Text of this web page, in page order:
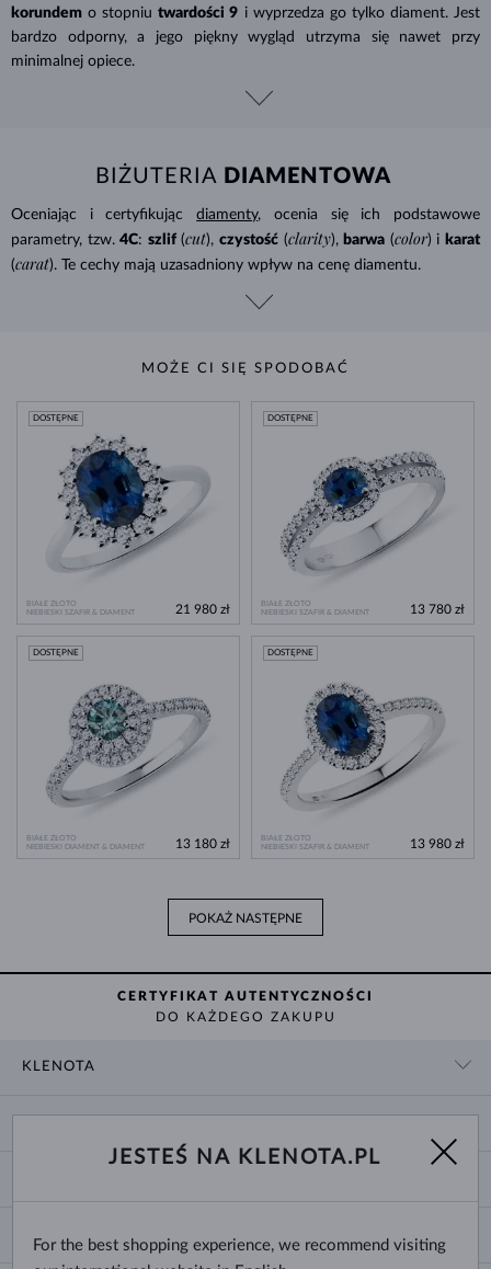
korundem o stopniu twardości 9 i wyprzedza go tylko diament. Jest
bardzo odporny, a jego piękny wygląd utrzyma się nawet przy
minimalnej opiece.
BIŻUTERIA DIAMENTOWA
Oceniając i certyfikującdiamenty, ocenia się ich podstawowe
parametry, tzw. 4C: szlif (cut), czystość (clarity), barwa (color) i karat
(carat). Te cechy mają uzasadniony wpływ na cenę diamentu.
MOŻE CI SIĘ SPODOBAĆ
BIAŁE ZŁOTO
NIEBIESKI SZAFIR & DIAMENT
DOSTĘPNE
21 980 zł
BIAŁE ZŁOTO
NIEBIESKI SZAFIR & DIAMENT
DOSTĘPNE
13 780 zł
BIAŁE ZŁOTO
NIEBIESKI DIAMENT & DIAMENT
DOSTĘPNE
13 180 zł
BIAŁE ZŁOTO
NIEBIESKI SZAFIR & DIAMENT
DOSTĘPNE
13 980 zł
POKAŻ NASTĘPNE
CERTYFIKAT AUTENTYCZNOŚCI
DO KAŻDEGO ZAKUPU
KLENOTA
DOSTAWA I PŁATNOŚĆ
WYBÓR OBRĄCZEK
ROZMIARY I TYPY ŁAŃCUSZKÓW
JESTEŚ NA KLENOTA.PL
For the best shopping experience, we recommend visiting